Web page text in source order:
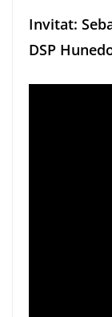
Invitat:
DSP